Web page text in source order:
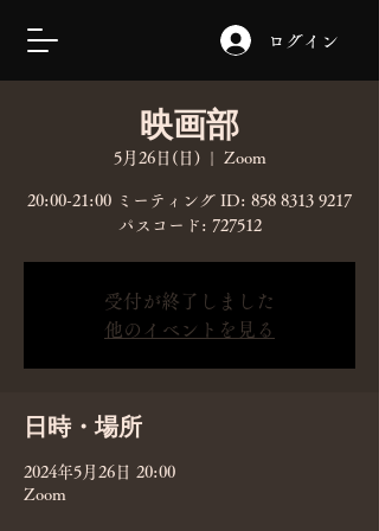
ログイン
映画部
5月26日(日)
  |
Zoom
20:00-21:00 ミーティング ID: 858 8313 9217
パスコード: 727512
受付が終了しました
他のイベントを見る
日時・場所
2024年5月26日 20:00
Zoom